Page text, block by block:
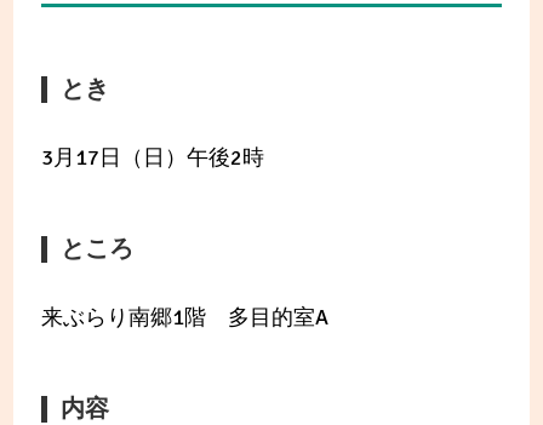
とき
3月17日（日）午後2時
ところ
来ぶらり南郷1階 多目的室A
内容